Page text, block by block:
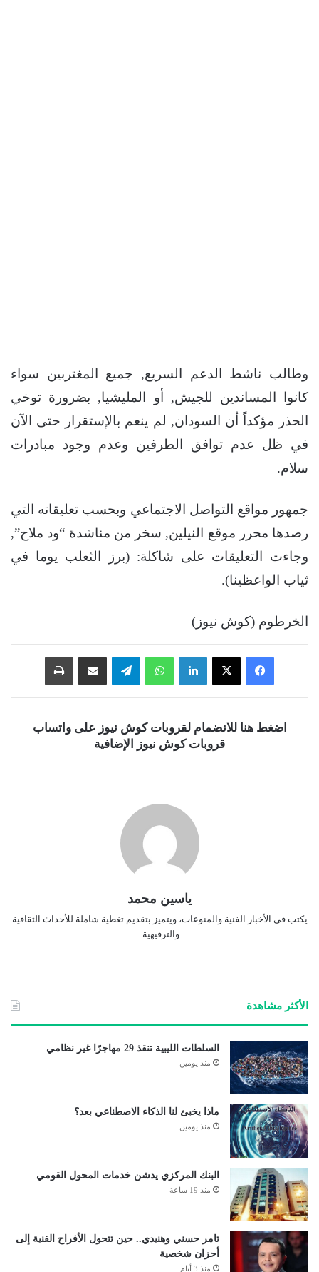
وطالب ناشط الدعم السريع, جميع المغتربين سواء
كانوا المساندين للجيش, أو المليشيا, بضرورة توخي
الحذر مؤكداً أن السودان, لم ينعم بالإستقرار حتى الآن
في ظل عدم توافق الطرفين وعدم وجود مبادرات
سلام.
جمهور مواقع التواصل الاجتماعي وبحسب تعليقاته التي
رصدها محرر موقع النيلين, سخر من مناشدة “ود ملاح”,
وجاءت التعليقات على شاكلة: (برز الثعلب يوما في
ثياب الواعظينا).
الخرطوم (كوش نيوز)
فيسبوك ‫X لينكدإن واتساب تيلقرام
اضغط هنا للانضمام لقروبات كوش نيوز على واتساب
قروبات كوش نيوز الإضافية
ياسين محمد
يكتب في الأخبار الفنية والمنوعات، ويتميز بتقديم تغطية شاملة للأحداث الثقافية
والترفيهية.
الأكثر مشاهدة
السلطات الليبية تنقذ 29 مهاجرًا غير نظامي
منذ يومين
ماذا يخبئ لنا الذكاء الاصطناعي بعد؟
منذ يومين
البنك المركزي يدشن خدمات المحول القومي
منذ 19 ساعة
تامر حسني وهنيدي.. حين تتحول الأفراح الفنية إلى
أحزان شخصية
منذ 3 أيام